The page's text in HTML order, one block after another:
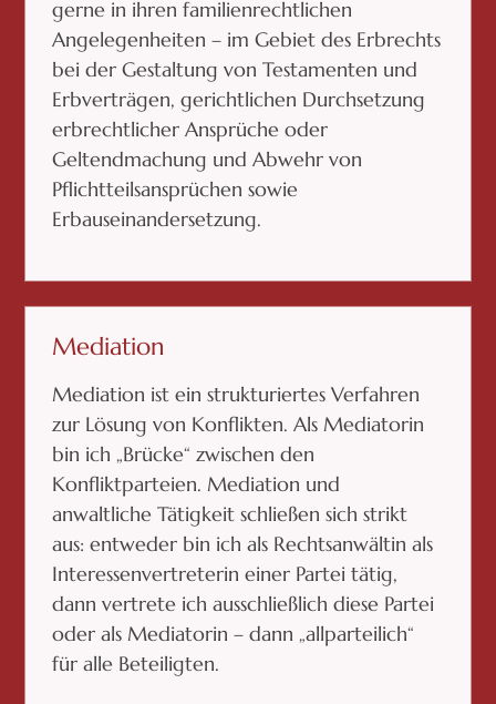
gerne in ihren familienrechtlichen
Angelegenheiten – im Gebiet des Erbrechts
bei der Gestaltung von Testamenten und
Erbverträgen, gerichtlichen Durchsetzung
erbrechtlicher Ansprüche oder
Geltendmachung und Abwehr von
Pflichtteilsansprüchen sowie
Erbauseinandersetzung.
Mediation
Mediation ist ein strukturiertes Verfahren
zur Lösung von Konflikten. Als Mediatorin
bin ich „Brücke“ zwischen den
Konfliktparteien. Mediation und
anwaltliche Tätigkeit schließen sich strikt
aus: entweder bin ich als Rechtsanwältin als
Interessenvertreterin einer Partei tätig,
dann vertrete ich ausschließlich diese Partei
oder als Mediatorin – dann „allparteilich“
für alle Beteiligten.